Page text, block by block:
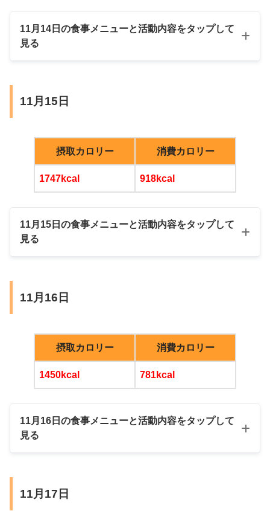
三つ葉カニカマのオムレツ
ポテサラ
金麦350ml
おやつ
マカロン風クッキー
夜
チキンナゲット、鶏ハム入りサラダ
野菜ブレイズ
白ワイン
11月14日の食事メニューと活動内容をタップして
見る
朝
手作りピザ4切れ（ツナたまご鶏ひき肉ピ
ザ、唐揚げ乗せピザ）
サニーレタス、ひよこ豆
11月15日
摂取カロリー 消費カロリー
1747kcal 918kcal
11月15日の食事メニューと活動内容をタップして
見る
朝
11月16日
摂取カロリー 消費カロリー
1450kcal 781kcal
11月16日の食事メニューと活動内容をタップして
見る
朝
11月17日